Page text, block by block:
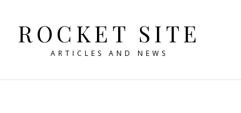
ROCKET SITE
ARTICLES AND NEWS